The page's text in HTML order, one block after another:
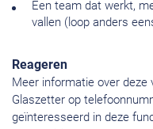
Een team dat werkt,
vallen (loop anders
Reageren
Meer informatie over deze
Glaszetter op
geïnteresseerd in deze